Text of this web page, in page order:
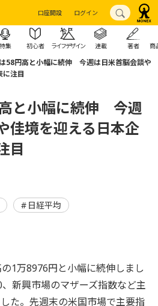
口座開設 ログイン
特集 初心者 ライフデザイン 連載 著者 商
58円高と小幅に続伸 今週は日米首脳会談や
に注目
と小幅に続伸 今週
佳境を迎える日本企
目
日経平均
1万8976円と小幅に続伸しまし
新興市場のマザーズ指数など主
た。先週末の米国市場で主要指